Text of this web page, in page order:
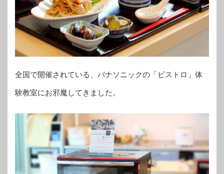
全国で開催されている、パナソニックの「ビストロ」体
験教室にお邪魔してきました。